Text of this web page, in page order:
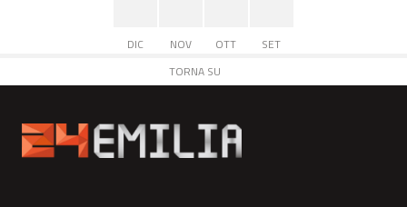
DIC NOV OTT
SET
TORNA SU